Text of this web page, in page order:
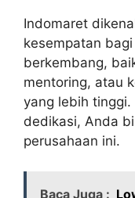
Indomaret
kesempatan
berkembang,
mentoring, atau
yang lebih tinggi.
dedikasi, Anda
perusahaan ini.
Baca Juga :